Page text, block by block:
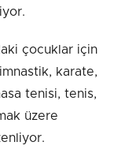
çocuklar için
karate,
tenisi, tenis,
üzere